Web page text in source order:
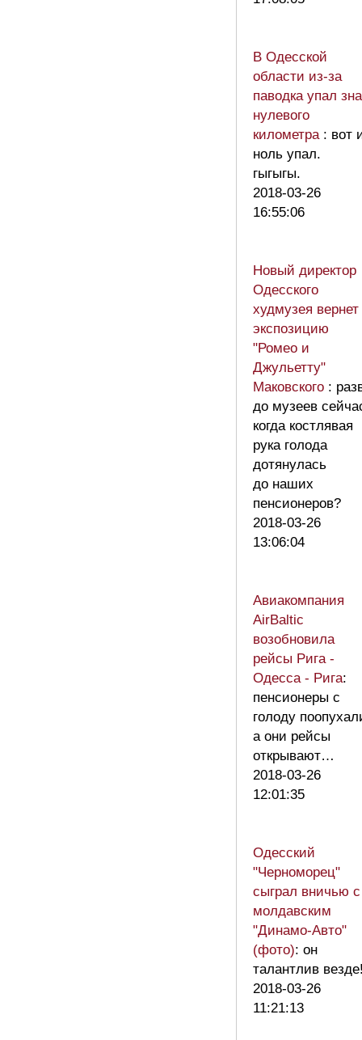
В Одесской
области из-за
паводка упал
нулевого
километра : вот
ноль упал.
гыгыгы.
2018-03-26
16:55:06
Новый директор
Одесского
худмузея вернет
экспозицию
"Ромео и
Джульетту"
Маковского :
до музеев
когда костлявая
рука голода
дотянулась
до наших
пенсионеров?
2018-03-26
13:06:04
Авиакомпания
AirBaltic
возобновила
рейсы Рига -
Одесса - Рига:
пенсионеры с
голоду
а они рейсы
открывают…
2018-03-26
12:01:35
Одесский
"Черноморец"
сыграл вничью с
молдавским
"Динамо-Авто"
(фото): он
талантлив
2018-03-26
11:21:13